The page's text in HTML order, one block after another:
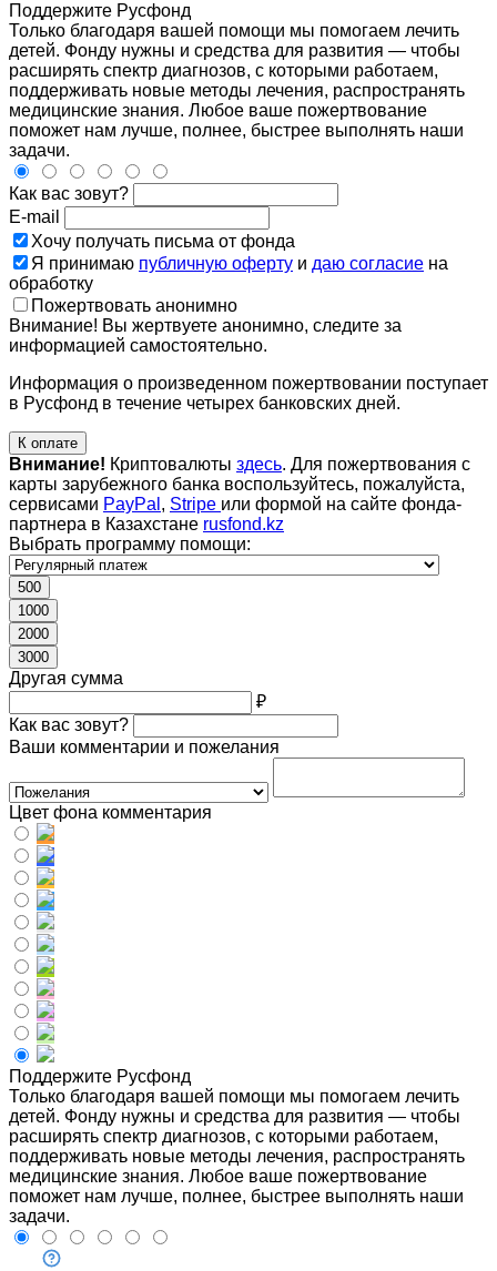
Поддержите Русфонд
Только благодаря вашей помощи мы помогаем лечить
детей. Фонду нужны и средства для развития — чтобы
расширять спектр диагнозов, с которыми работаем,
поддерживать новые методы лечения, распространять
медицинские знания. Любое ваше пожертвование
поможет нам лучше, полнее, быстрее выполнять наши
задачи.
Как вас зовут?
E-mail
Хочу получать письма от фонда
Я принимаю публичную оферту и даю согласие на
обработку
Пожертвовать анонимно
Внимание! Вы жертвуете анонимно, следите за
информацией самостоятельно.
Информация о произведенном пожертвовании поступает
в Русфонд в течение четырех банковских дней.
К оплате
Внимание! Криптовалюты здесь. Для пожертвования с
карты зарубежного банка воспользуйтесь, пожалуйста,
сервисами PayPal , Stripe или формой на сайте фонда-
партнера в Казахстане rusfond.kz
Выбрать программу помощи:
500
1000
2000
3000
Другая сумма
₽
Как вас зовут?
Ваши комментарии и пожелания
Цвет фона комментария
Поддержите Русфонд
Только благодаря вашей помощи мы помогаем лечить
детей. Фонду нужны и средства для развития — чтобы
расширять спектр диагнозов, с которыми работаем,
поддерживать новые методы лечения, распространять
медицинские знания. Любое ваше пожертвование
поможет нам лучше, полнее, быстрее выполнять наши
задачи.